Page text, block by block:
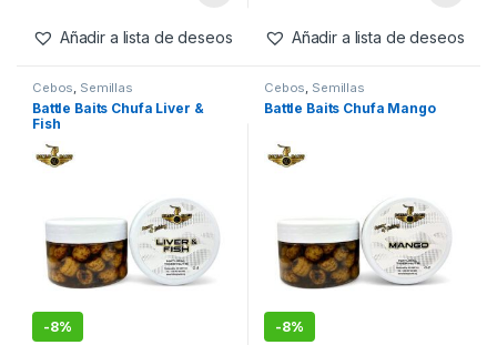
Añadir a lista de deseos Añadir a lista de deseos
Cebos, Semillas
Battle Baits Chufa Liver &
Fish
-8%
Cebos, Semillas
Battle Baits Chufa Mango
-8%